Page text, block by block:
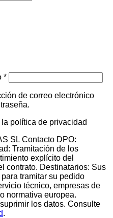
*Obligatorio
de correo electrónico
política de privacidad
SL Contacto DPO:
Tramitación de los
explícito del
contrato. Destinatarios: Sus
tramitar su pedido
técnico, empresas de
normativa europea.
los datos. Consulte
.